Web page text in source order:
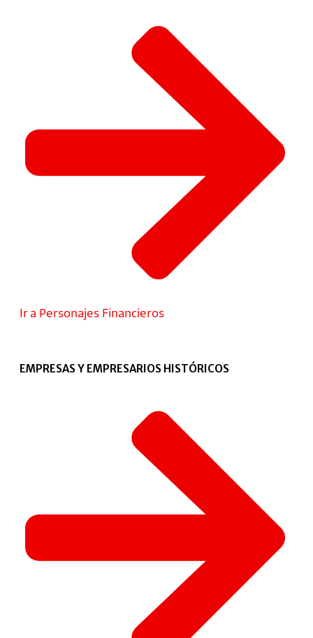
Ir a Personajes Financieros
EMPRESAS Y EMPRESARIOS HISTÓRICOS